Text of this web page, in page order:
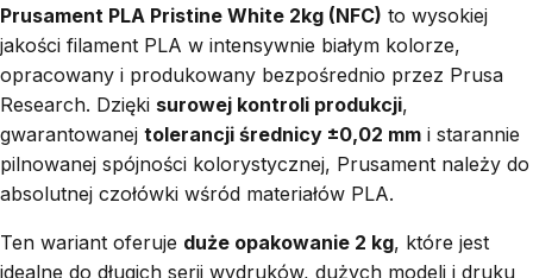
Prusament PLA Pristine White 2kg (NFC) to wysokiej
jakości filament PLA w intensywnie białym kolorze,
opracowany i produkowany bezpośrednio przez Prusa
Research. Dzięki surowej kontroli produkcji,
gwarantowanej tolerancji średnicy ±0,02 mm i starannie
pilnowanej spójności kolorystycznej, Prusament należy do
absolutnej czołówki wśród materiałów PLA.
Ten wariant oferuje duże opakowanie 2 kg, które jest
idealne do długich serii wydruków, dużych modeli i druku